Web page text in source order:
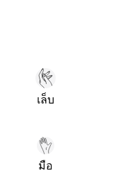
เล็บ
มือ